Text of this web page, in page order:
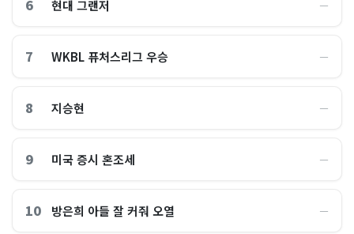
6 현대 그랜저 ―
7 WKBL 퓨처스리그 우승 ―
8 지승현 ―
9 미국 증시 혼조세 ―
10 방은희 아들 잘 커줘 오열 ―